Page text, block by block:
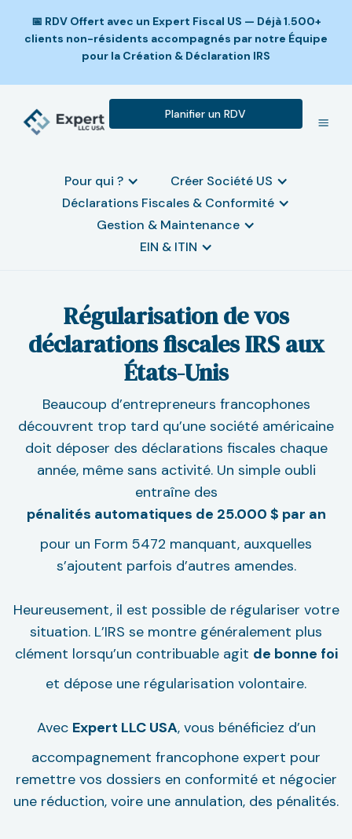
📅 RDV Offert avec un Expert Fiscal US — Déjà 1.500+
clients non-résidents accompagnés par notre Équipe
pour la Création & Déclaration IRS
Planifier un RDV
Pour qui ?
Créer Société US
Déclarations Fiscales & Conformité
Gestion & Maintenance
EIN & ITIN
Régularisation de vos
déclarations fiscales IRS aux
États-Unis
Beaucoup d’entrepreneurs francophones
découvrent trop tard qu’une société américaine
doit déposer des déclarations fiscales chaque
année, même sans activité. Un simple oubli
entraîne des
pénalités automatiques de 25.000 $ par an
pour un Form 5472 manquant, auxquelles
s’ajoutent parfois d’autres amendes.
Heureusement, il est possible de régulariser votre
situation. L’IRS se montre généralement plus
clément lorsqu’un contribuable agit de bonne foi
et dépose une régularisation volontaire.
Avec Expert LLC USA, vous bénéficiez d’un
accompagnement francophone expert pour
remettre vos dossiers en conformité et négocier
une réduction, voire une annulation, des pénalités.